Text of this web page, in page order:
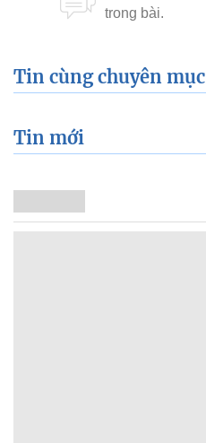
Tin cùng chuyên mục
Tin mới